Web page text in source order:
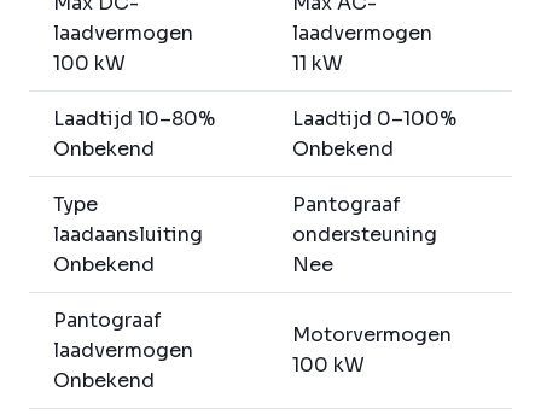
laadvermogen
100 kW
laadvermogen
11 kW
Laadtijd 10–80%
Onbekend
Laadtijd 0–100%
Onbekend
Type
laadaansluiting
Onbekend
Pantograaf
ondersteuning
Nee
Pantograaf
laadvermogen
Onbekend
Motorvermogen
100 kW